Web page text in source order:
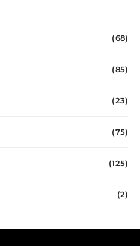
(68)
(85)
(23)
(75)
(125)
(2)